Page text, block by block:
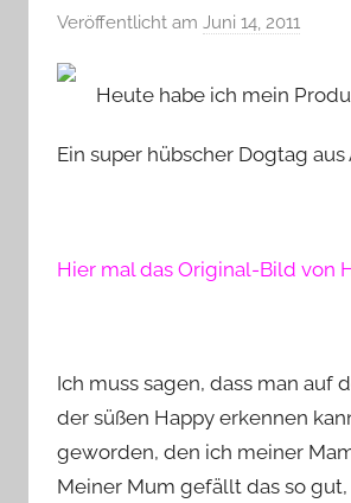
vieles
Veröffentlicht am Juni 14, 2011
n
v
e
Heute habe ich mein
Ein super hübscher Dogtag aus
Hier mal das Original-Bild von
Ich muss sagen, dass man auf
der süßen Happy erkennen
geworden, den ich meiner
Meiner Mum gefällt das so